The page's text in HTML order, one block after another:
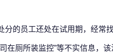
分的员工还处在试用期，经常
在厕所装监控”等不实信息，